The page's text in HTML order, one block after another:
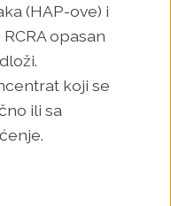
(HAP-ove) i
opasan
koji se
ili sa